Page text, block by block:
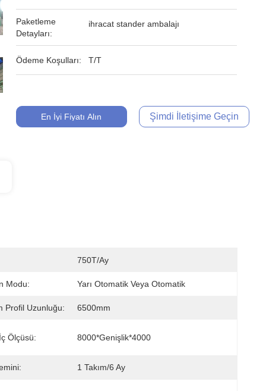
Paketleme
Detayları:
ihracat stander ambalajı
Ödeme Koşulları: T/T
En İyi Fiyatı Alın Şimdi İletişime Geçin
750T/ay
Modu: Yarı Otomatik Veya Otomatik
Profil Uzunluğu: 6500mm
Ölçüsü: 8000*genişlik*4000
1 Takım/6 Ay